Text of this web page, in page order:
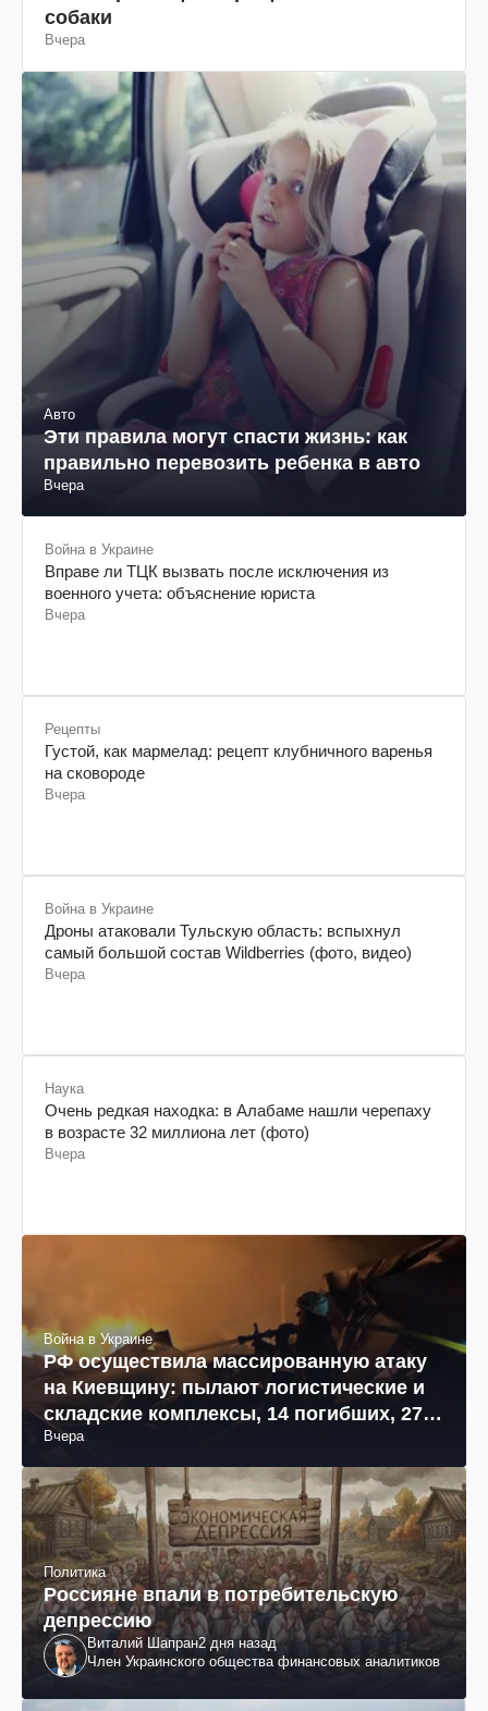
собаки
Вчера
Авто
Эти правила могут спасти жизнь: как
правильно перевозить ребенка в авто
Вчера
Война в Украине
Вправе ли ТЦК вызвать после исключения из
военного учета: объяснение юриста
Вчера
Рецепты
Густой, как мармелад: рецепт клубничного варенья
на сковороде
Вчера
Война в Украине
Дроны атаковали Тульскую область: вспыхнул
самый большой состав Wildberries (фото, видео)
Вчера
Наука
Очень редкая находка: в Алабаме нашли черепаху
в возрасте 32 миллиона лет (фото)
Вчера
Война в Украине
РФ осуществила массированную атаку
на Киевщину: пылают логистические и
складские комплексы, 14 погибших, 27
раненых (фото, видео)
Вчера
Политика
Россияне впали в потребительскую
депрессию
Виталий Шапран2 дня назад
Член Украинского общества финансовых аналитиков